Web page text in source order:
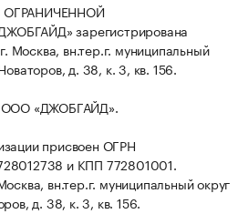
ОГРАНИЧЕННОЙ
зарегистрирована
Москва, вн.тер.г. муниципальный
д. 38, к. 3, кв. 156.
ООО «ДЖОБГАЙД».
присвоен ОГРН
и КПП 772801001.
вн.тер.г. муниципальный округ
д. 38, к. 3, кв. 156.